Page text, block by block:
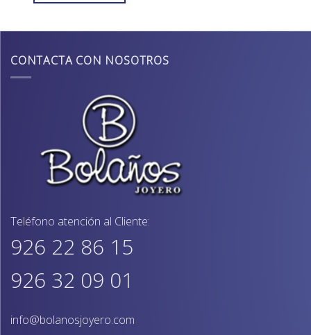
CONTACTA CON NOSOTROS
Teléfono atención al Cliente:
926 22 86 15
926 32 09 01
info@bolanosjoyero.com